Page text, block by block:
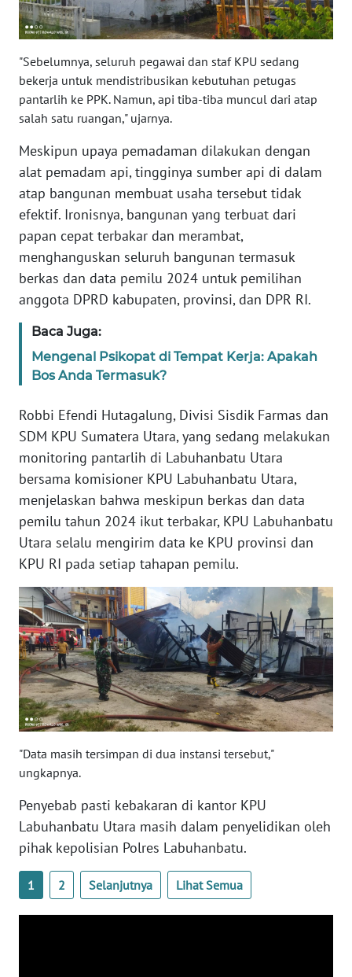
"Sebelumnya, seluruh pegawai dan staf KPU sedang
bekerja untuk mendistribusikan kebutuhan petugas
pantarlih ke PPK. Namun, api tiba-tiba muncul dari atap
salah satu ruangan," ujarnya.
Meskipun upaya pemadaman dilakukan dengan
alat pemadam api, tingginya sumber api di dalam
atap bangunan membuat usaha tersebut tidak
efektif. Ironisnya, bangunan yang terbuat dari
papan cepat terbakar dan merambat,
menghanguskan seluruh bangunan termasuk
berkas dan data pemilu 2024 untuk pemilihan
anggota DPRD kabupaten, provinsi, dan DPR RI.
Baca Juga:
Mengenal Psikopat di Tempat Kerja: Apakah
Bos Anda Termasuk?
Robbi Efendi Hutagalung, Divisi Sisdik Farmas dan
SDM KPU Sumatera Utara, yang sedang melakukan
monitoring pantarlih di Labuhanbatu Utara
bersama komisioner KPU Labuhanbatu Utara,
menjelaskan bahwa meskipun berkas dan data
pemilu tahun 2024 ikut terbakar, KPU Labuhanbatu
Utara selalu mengirim data ke KPU provinsi dan
KPU RI pada setiap tahapan pemilu.
"Data masih tersimpan di dua instansi tersebut,"
ungkapnya.
Penyebab pasti kebakaran di kantor KPU
Labuhanbatu Utara masih dalam penyelidikan oleh
pihak kepolisian Polres Labuhanbatu.
1 2 Selanjutnya Lihat Semua
RIAU
SERAMBI
WN
JAMBI
SULTRA
WN
NTB
WN
SULTENG
WN
SULBAR
BABEL
WN
SUMBAR
WN
WN
BENGKULU
WN
LAMPUNG
WN
JATENG
WN
JOGJA
JATIM